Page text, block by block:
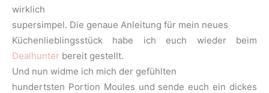
wirklich
supersimpel. Die genaue Anleitung für mein neues
Küchenlieblingsstück habe ich euch wieder beim
Dealhunter bereit gestellt.
Und nun widme ich mich der gefühlten
hundertsten Portion Moules und sende euch ein dickes